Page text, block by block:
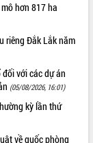
hơn 817 ha
riêng Đắk Lắk năm
với các dự án
(05/08/2026, 16:01)
kỳ lần thứ
về quốc phòng